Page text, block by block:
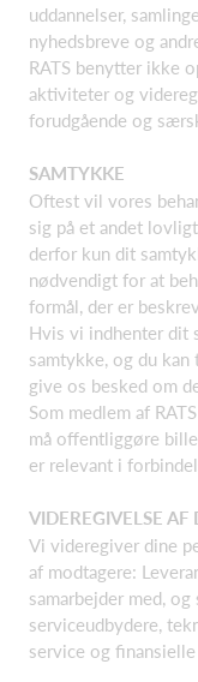
uddannelser,
nyhedsbreve og
RATS benytter ikke
aktiviteter og
forudgående og
SAMTYKKE
Oftest vil vores
sig på et andet
derfor kun dit
nødvendigt for at
formål, der er
Hvis vi indhenter dit
samtykke, og du
give os besked om
Som medlem af
må offentliggøre
er relevant i
VIDEREGIVELSE
Vi videregiver dine
af modtagere:
samarbejder med,
serviceudbydere,
service og